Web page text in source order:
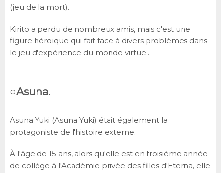
(jeu de la mort).
Kirito a perdu de nombreux amis, mais c'est une
figure héroïque qui fait face à divers problèmes dans
le jeu d'expérience du monde virtuel.
○Asuna.
Asuna Yuki (Asuna Yuki) était également la
protagoniste de l'histoire externe.
À l'âge de 15 ans, alors qu'elle est en troisième année
de collège à l'Académie privée des filles d'Eterna, elle